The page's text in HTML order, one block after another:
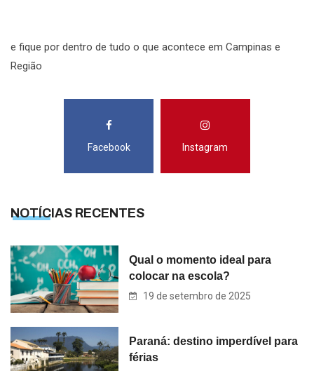
e fique por dentro de tudo o que acontece em Campinas e
Região
Facebook Instagram
NOTÍCIAS RECENTES
Qual o momento ideal para
colocar na escola?
19 de setembro de 2025
Paraná: destino imperdível para
férias